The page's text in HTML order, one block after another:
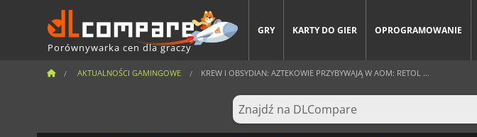
Porównywarka cen dla graczy
GRY KARTY DO GIER OPROGRAMOWANIE
AKTUALNOŚCI GAMINGOWE KREW I OBSYDIAN: AZTEKOWIE PRZYBYWAJĄ W AOM: RETOL ...